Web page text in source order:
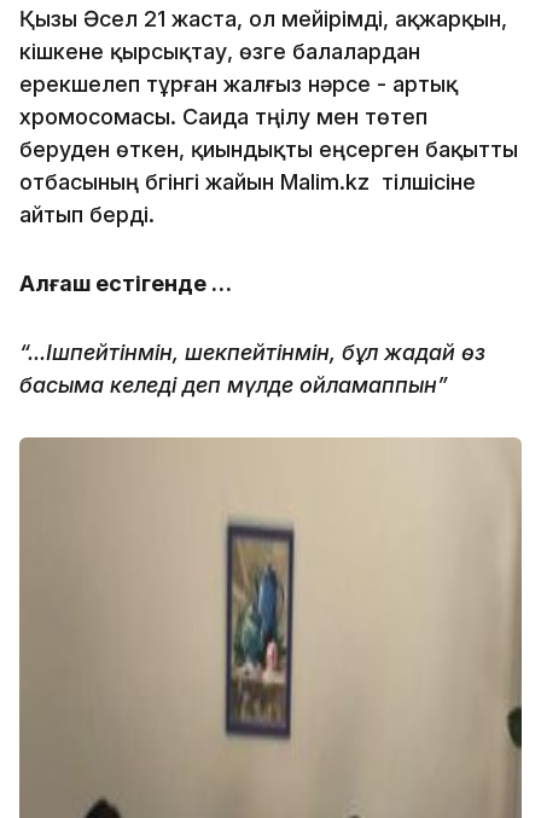
Қызы Әсел 21 жаста, ол мейірімді, ақжарқын,
кішкене қырсықтау, өзге балалардан
ерекшелеп тұрған жалғыз нәрсе - артық
хромосомасы. Саида түңілу мен төтеп
беруден өткен, қиындықты еңсерген бақытты
отбасының бүгінгі жайын Malim.kz тілшісіне
айтып берді.
Алғаш естігенде …
“...Ішпейтінмін, шекпейтінмін, бұл жағдай өз
басыма келеді деп мүлде ойламаппын”